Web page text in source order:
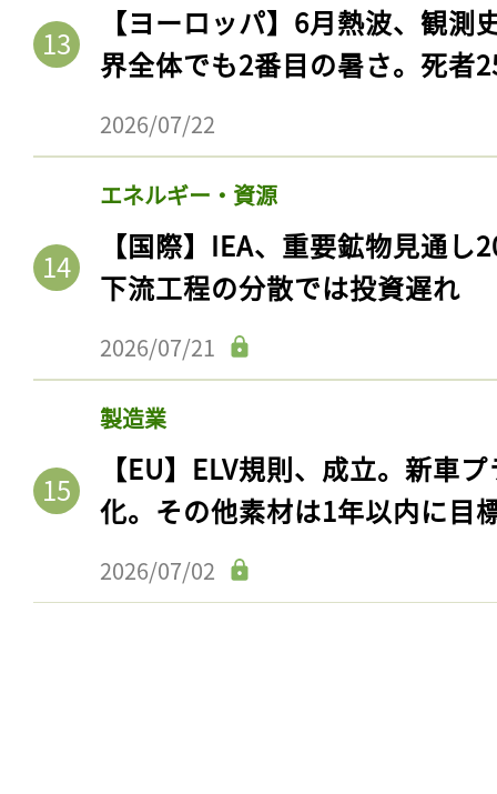
【ヨーロッパ】6月熱波、観
界全体でも2番目の暑さ。死者
2026/07/22
エネルギー・資源
【国際】IEA、重要鉱物見通
下流工程の分散では投資遅れ
2026/07/21
製造業
【EU】ELV規則、成立。新車
化。その他素材は1年以内に目
2026/07/02
ログイン
会員登録